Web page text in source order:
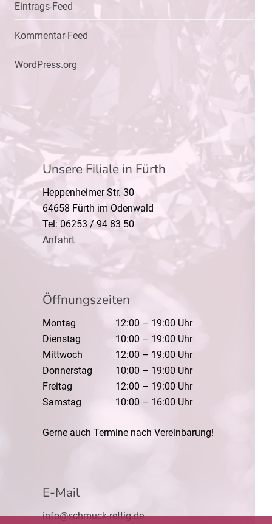
Eintrags-Feed
Kommentar-Feed
WordPress.org
Unsere Filiale in Fürth
Heppenheimer Str. 30
64658 Fürth im Odenwald
Tel: 06253 / 94 83 50
Anfahrt
Öffnungszeiten
Montag
12:00 – 19:00 Uhr
Dienstag
10:00 – 19:00 Uhr
Mittwoch
12:00 – 19:00 Uhr
Donnerstag
10:00 – 19:00 Uhr
Freitag
12:00 – 19:00 Uhr
Samstag
10:00 – 16:00 Uhr
Gerne auch Termine nach Vereinbarung!
E-Mail
info@schmuck-rettig.de